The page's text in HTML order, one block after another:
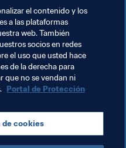
del mercado de
haga clic AQUÍ
Organización
el contenido y los
a las plataformas
web. También
socios en redes
el uso que usted hace
de la derecha para
que no se vendan ni
Portal de Protección
cookies